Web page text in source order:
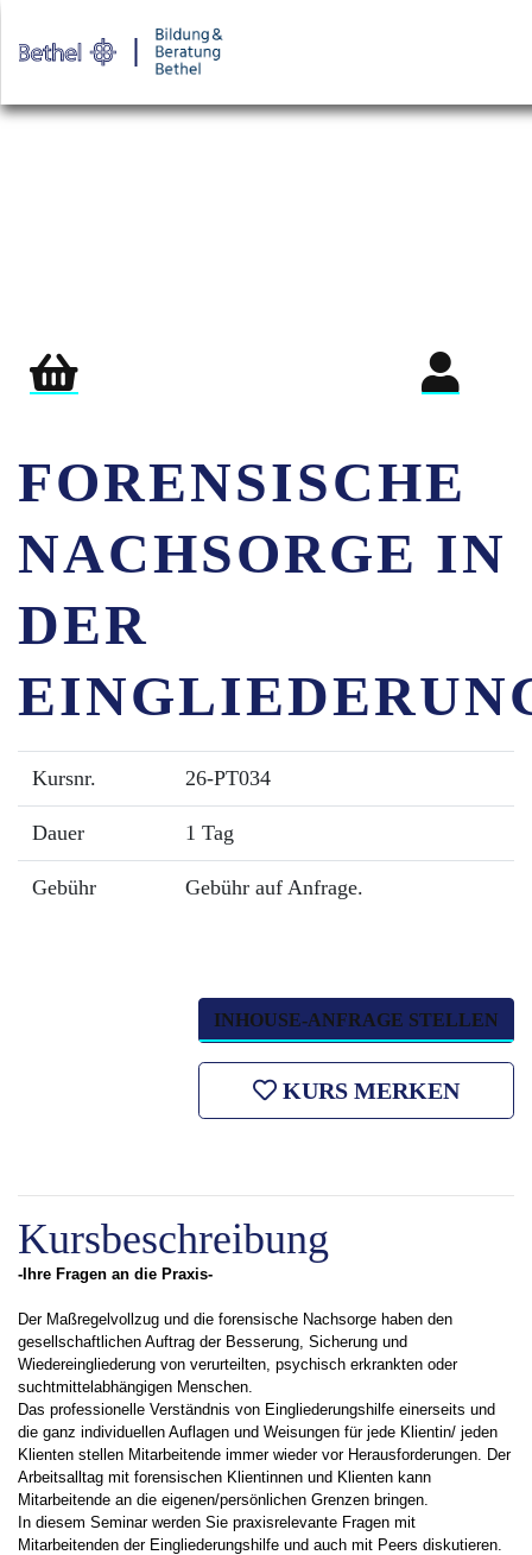
FORENSISCHE
NACHSORGE IN
DER
Kursnr. 26-PT034
Dauer 1 Tag
Gebühr Gebühr auf Anfrage.
INHOUSE-ANFRAGE STELLEN
KURS MERKEN
Kursbeschreibung
-Ihre Fragen an die Praxis-
Der Maßregelvollzug und die forensische Nachsorge haben den
gesellschaftlichen Auftrag der Besserung, Sicherung und
Wiedereingliederung von verurteilten, psychisch erkrankten oder
suchtmittelabhängigen Menschen.
Das professionelle Verständnis von Eingliederungshilfe einerseits und
die ganz individuellen Auflagen und Weisungen für jede Klientin/ jeden
Klienten stellen Mitarbeitende immer wieder vor Herausforderungen. Der
Arbeitsalltag mit forensischen Klientinnen und Klienten kann
Mitarbeitende an die eigenen/persönlichen Grenzen bringen.
In diesem Seminar werden Sie praxisrelevante Fragen mit
Mitarbeitenden der Eingliederungshilfe und auch mit Peers diskutieren.